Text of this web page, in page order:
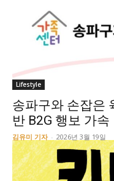
Lifestyle
송파구와 손잡은
반 B2G 행보 가속
김유미 기자 - 2026년 3월 19일